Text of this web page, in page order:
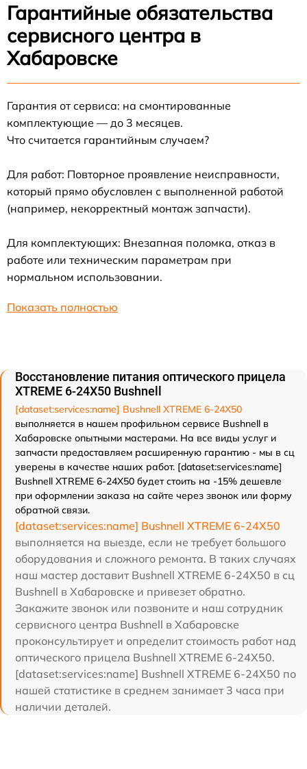
Гарантийные обязательства
сервисного центра в
Хабаровске
Гарантия от сервиса: на смонтированные
комплектующие — до 3 месяцев.
Что считается гарантийным случаем?
Для работ: Повторное проявление неисправности,
который прямо обусловлен с выполненной работой
(например, некорректный монтаж запчасти).
Для комплектующих: Внезапная поломка, отказ в
работе или техническим параметрам при
нормальном использовании.
Показать полностью
Восстановление питания оптического прицела
XTREME 6-24X50 Bushnell
[dataset:services:name] Bushnell XTREME 6-24X50
выполняется в нашем профильном сервисе Bushnell в
Хабаровске опытными мастерами. На все виды услуг и
запчасти предоставляем расширенную гарантию - мы в сц
уверены в качестве наших работ. [dataset:services:name]
Bushnell XTREME 6-24X50 будет стоить на -15% дешевле
при оформлении заказа на сайте через звонок или форму
обратной связи.
[dataset:services:name] Bushnell XTREME 6-24X50
выполняется на выезде, если не требует большого
оборудования и сложного ремонта. В таких случаях
наш мастер доставит Bushnell XTREME 6-24X50 в сц
Bushnell в Хабаровске и привезет обратно.
Закажите звонок или позвоните и наш сотрудник
сервисного центра Bushnell в Хабаровске
проконсультирует и определит стоимость работ над
оптического прицела Bushnell XTREME 6-24X50.
[dataset:services:name] Bushnell XTREME 6-24X50 по
нашей статистике в среднем занимает 3 часа при
наличии деталей.